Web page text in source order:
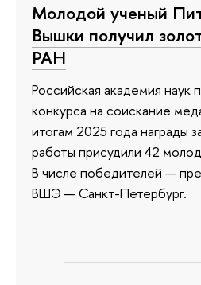
Молодой ученый
Вышки получил
РАН
Российская академия наук
конкурса на соискание
итогам 2025 года награды
работы присудили 42
В числе победителей —
ВШЭ — Санкт-Петербург.